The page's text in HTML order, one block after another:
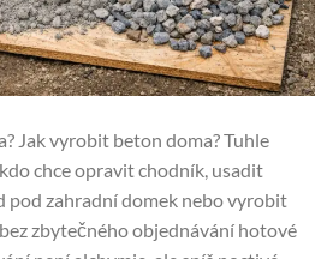
Jak vyrobit beton doma? Tuhle
chce opravit chodník, usadit
pod zahradní domek nebo vyrobit
zbytečného objednávání hotové